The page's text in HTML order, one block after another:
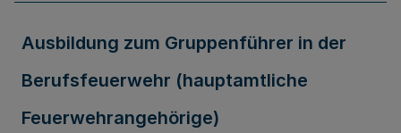
Ausbildung zum Gruppenführer in der
Berufsfeuerwehr (hauptamtliche
Feuerwehrangehörige)